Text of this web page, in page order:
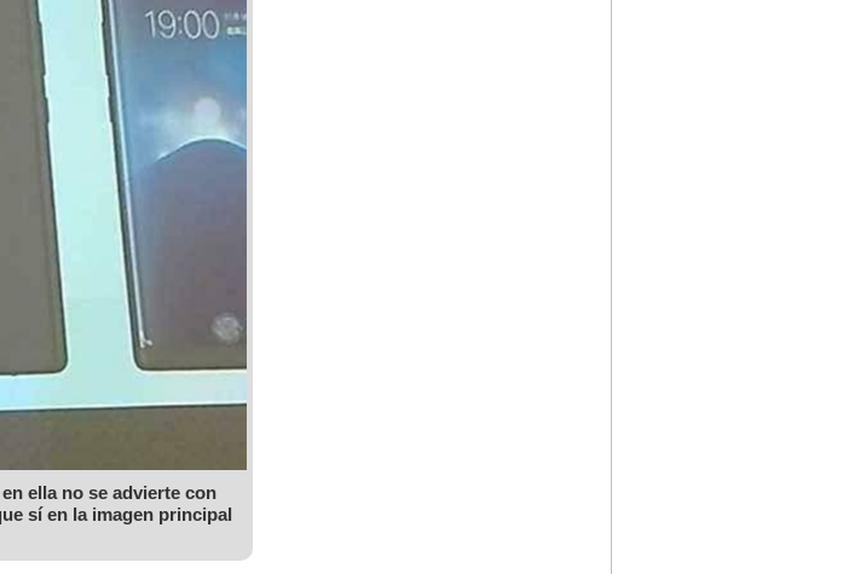
ella no se advierte con
sí en la imagen principal